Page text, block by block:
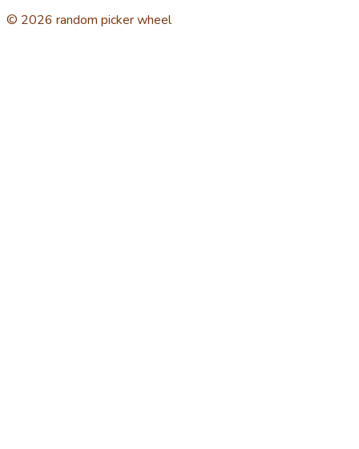
© 2026 random picker wheel